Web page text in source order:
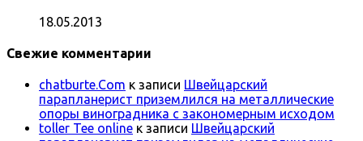
18.05.2013
Свежие комментарии
chatburte.Com к записи Швейцарский
парапланерист приземлился на металлические
опоры виноградника с закономерным исходом
toller Tee online к записи Швейцарский